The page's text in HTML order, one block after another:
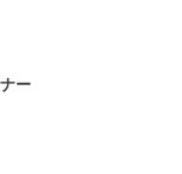
ー